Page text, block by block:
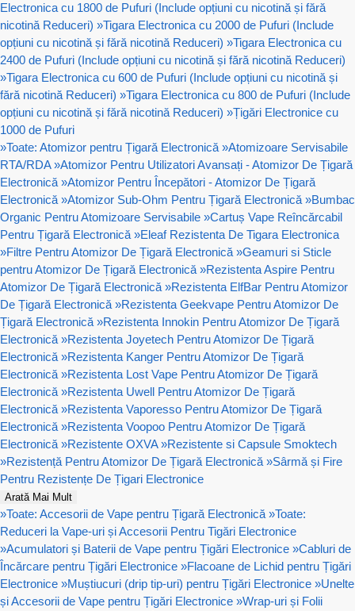
Electronica cu 1800 de Pufuri (Include opțiuni cu nicotină și fără
nicotină Reduceri) »Tigara Electronica cu 2000 de Pufuri (Include
opțiuni cu nicotină și fără nicotină Reduceri) »Tigara Electronica cu
2400 de Pufuri (Include opțiuni cu nicotină și fără nicotină Reduceri)
»Tigara Electronica cu 600 de Pufuri (Include opțiuni cu nicotină și
fără nicotină Reduceri) »Tigara Electronica cu 800 de Pufuri (Include
opțiuni cu nicotină și fără nicotină Reduceri) »Țigări Electronice cu
1000 de Pufuri
»Toate: Atomizor pentru Țigară Electronică »Atomizoare Servisabile
RTA/RDA »Atomizor Pentru Utilizatori Avansați - Atomizor De Țigară
Electronică »Atomizor Pentru Începători - Atomizor De Țigară
Electronică »Atomizor Sub-Ohm Pentru Țigară Electronică »Bumbac
Organic Pentru Atomizoare Servisabile »Cartuș Vape Reîncărcabil
Pentru Țigară Electronică »Eleaf Rezistenta De Tigara Electronica
»Filtre Pentru Atomizor De Țigară Electronică »Geamuri si Sticle
pentru Atomizor De Țigară Electronică »Rezistenta Aspire Pentru
Atomizor De Țigară Electronică »Rezistenta ElfBar Pentru Atomizor
De Țigară Electronică »Rezistenta Geekvape Pentru Atomizor De
Țigară Electronică »Rezistenta Innokin Pentru Atomizor De Țigară
Electronică »Rezistenta Joyetech Pentru Atomizor De Țigară
Electronică »Rezistenta Kanger Pentru Atomizor De Țigară
Electronică »Rezistenta Lost Vape Pentru Atomizor De Țigară
Electronică »Rezistenta Uwell Pentru Atomizor De Țigară
Electronică »Rezistenta Vaporesso Pentru Atomizor De Țigară
Electronică »Rezistenta Voopoo Pentru Atomizor De Țigară
Electronică »Rezistente OXVA »Rezistente si Capsule Smoktech
»Rezistență Pentru Atomizor De Țigară Electronică »Sârmă și Fire
Pentru Rezistențe De Țigari Electronice
Arată Mai Mult
»Toate: Accesorii de Vape pentru Țigară Electronică »Toate:
Reduceri la Vape-uri și Accesorii Pentru Tigări Electronice
»Acumulatori și Baterii de Vape pentru Țigări Electronice »Cabluri de
Încărcare pentru Țigări Electronice »Flacoane de Lichid pentru Țigări
Electronice »Muștiucuri (drip tip-uri) pentru Țigări Electronice »Unelte
și Accesorii de Vape pentru Țigări Electronice »Wrap-uri și Folii